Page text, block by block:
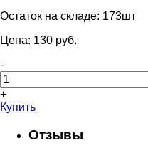
Остаток на складе: 173шт
Цена: 130 pуб.
-
+
Купить
Отзывы